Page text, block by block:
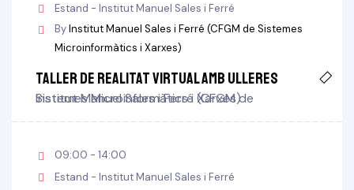
Estand - Institut Manuel Sales i Ferré
ByInstitut Manuel Sales i Ferré (CFGM de Sistemes
Microinformàtics i Xarxes)
Taller de realitat virtual amb ulleres
Institut Manuel Sales i Ferré (CFGM de Sistemes Microinformàtics i Xarxes)
09:00 - 14:00
Estand - Institut Manuel Sales i Ferré